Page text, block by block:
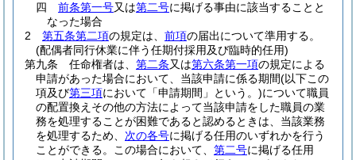
四
前条第一号又は第二号に掲げる事由に該当することと
なった場合
2
第五条第二項の規定は、 前項の届出について準用する。
(配偶者同行休業に伴う任期付採用及び臨時的任用)
第九条
任命権者は、 第二条又は第六条第一項の規定による
申請があった場合において、当該申請に係る期間(以下この
項及び第三項において「申請期間」という。)について職員
の配置換えその他の方法によって当該申請をした職員の業
務を処理することが困難であると認めるときは、当該業務
を処理するため、 次の各号に掲げる任用のいずれかを行う
ことができる。
この場合において、 第二号に掲げる任用